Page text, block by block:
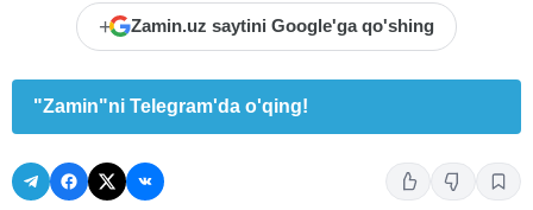
+ Zamin.uz saytini Google'ga qo'shing
"Zamin"ni Telegram'da o'qing!